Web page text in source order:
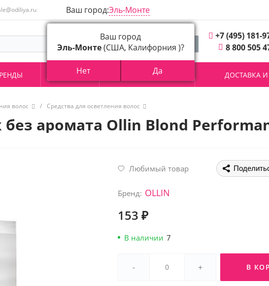
Ваш город:Эль-Монте
+7 (495) 181-
8 800 505
АКЦИИ О КОМПАНИИ ДОСТАВКА
волос / Средства для осветления волос
аромата Ollin Blond
Любимый товар
Бренд: OLLIN
153 ₽
В наличии 7
- + В
Ваш город
Эль-Монте(США, Калифорния )?
Нет Да